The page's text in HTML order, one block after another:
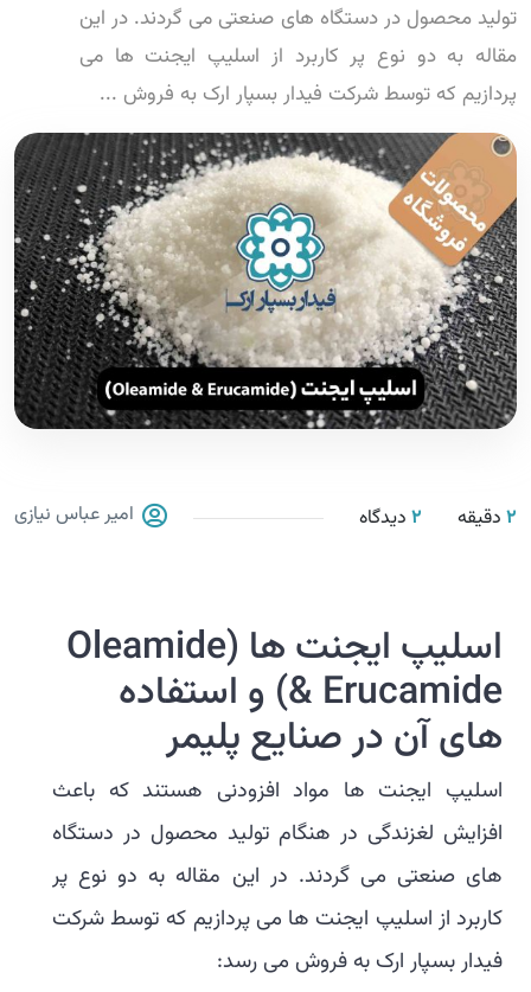
تولید محصول در دستگاه های صنعتی می گردند. در این
مقاله به دو نوع پر کاربرد از اسلیپ ایجنت ها می
پردازیم که توسط شرکت فیدار بسپار ارک به فروش ...
2 دقیقه 2 دیدگاه امیر عباس نیازی
اسلیپ ایجنت ها (Oleamide
& Erucamide) و استفاده
های آن در صنایع پلیمر
اسلیپ ایجنت ها مواد افزودنی هستند که باعث
افزایش لغزندگی در هنگام تولید محصول در دستگاه
های صنعتی می گردند. در این مقاله به دو نوع پر
کاربرد از اسلیپ ایجنت ها می پردازیم که توسط شرکت
فیدار بسپار ارک به فروش می رسد: